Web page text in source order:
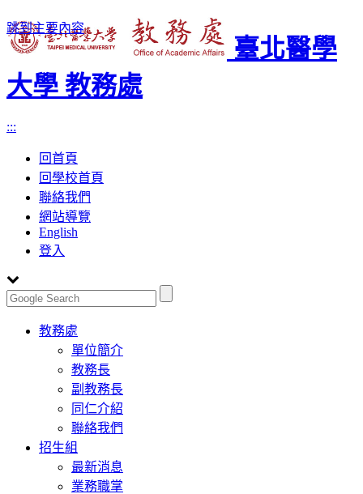
跳到主要內容
臺北醫學
大學 教務處
:::
回首頁
回學校首頁
聯絡我們
網站導覽
English
登入
Toggle
navigation
教務處
單位簡介
教務長
副教務長
同仁介紹
聯絡我們
招生組
最新消息
業務職掌